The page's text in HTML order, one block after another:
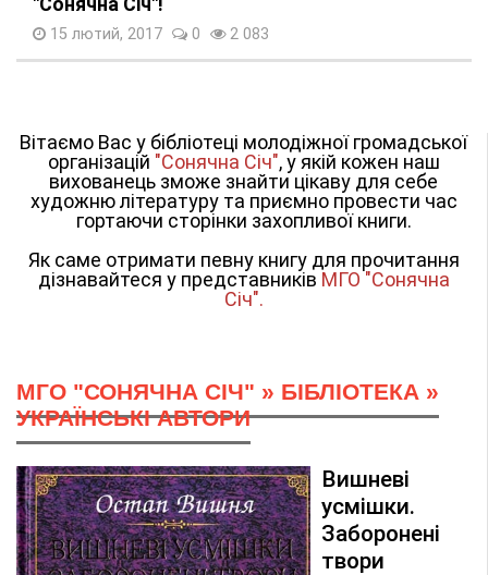
15 лютий, 2017 0 2 083
Вітаємо Вас у бібліотеці молодіжної громадської
організацій "Сонячна Січ", у якій кожен наш
вихованець зможе знайти цікаву для себе
художню літературу та приємно провести час
гортаючи сторінки захопливої книги.
Як саме отримати певну книгу для прочитання
дізнавайтеся у представників МГО "Сонячна
Січ".
МГО "СОНЯЧНА СІЧ" » БІБЛІОТЕКА »
УКРАЇНСЬКІ АВТОРИ
Вишневі
усмішки.
Заборонені
твори